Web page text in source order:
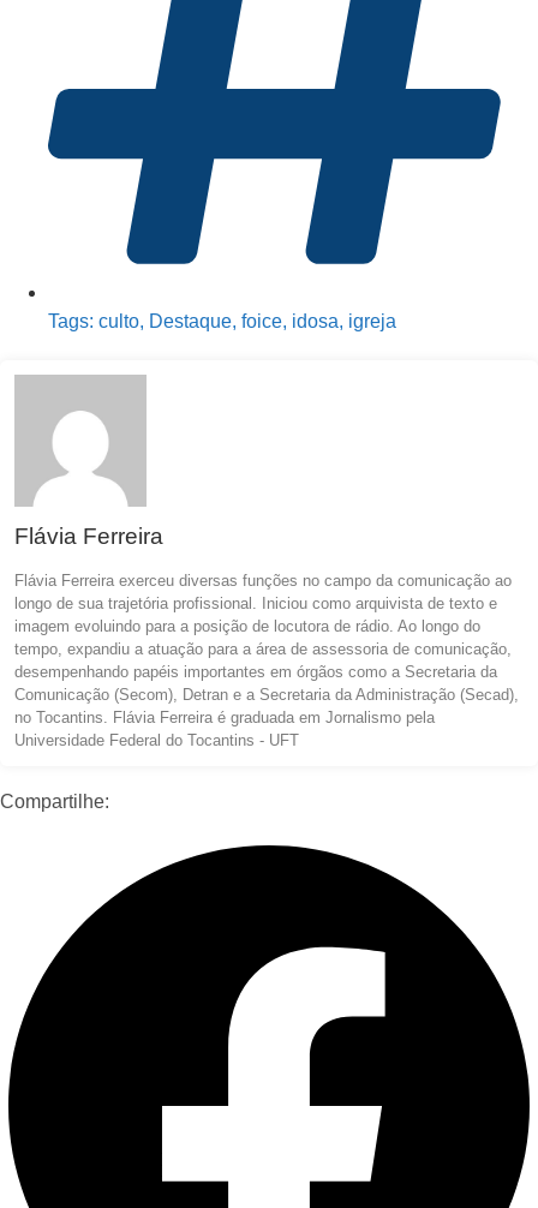
Tags: culto, Destaque, foice, idosa, igreja
Flávia Ferreira
Flávia Ferreira exerceu diversas funções no campo da comunicação ao
longo de sua trajetória profissional. Iniciou como arquivista de texto e
imagem evoluindo para a posição de locutora de rádio. Ao longo do
tempo, expandiu a atuação para a área de assessoria de comunicação,
desempenhando papéis importantes em órgãos como a Secretaria da
Comunicação (Secom), Detran e a Secretaria da Administração (Secad),
no Tocantins. Flávia Ferreira é graduada em Jornalismo pela
Universidade Federal do Tocantins - UFT
Compartilhe: